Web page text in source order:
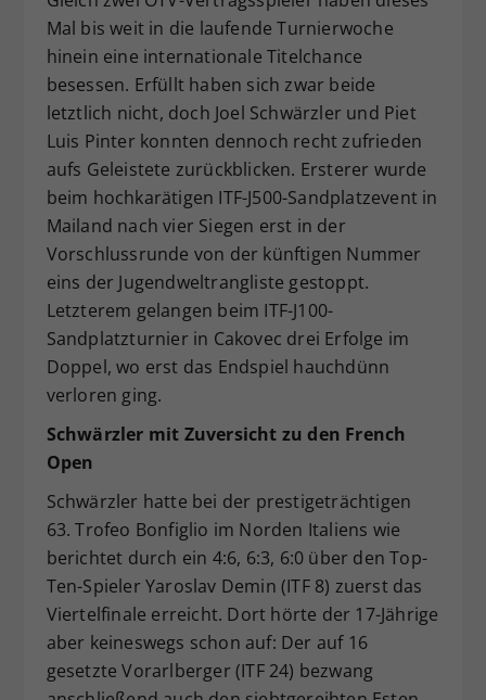
Mal bis weit in die laufende Turnierwoche
hinein eine internationale Titelchance
besessen. Erfüllt haben sich zwar beide
letztlich nicht, doch Joel Schwärzler und Piet
Luis Pinter konnten dennoch recht zufrieden
aufs Geleistete zurückblicken. Ersterer wurde
beim hochkarätigen ITF-J500-Sandplatzevent in
Mailand nach vier Siegen erst in der
Vorschlussrunde von der künftigen Nummer
eins der Jugendweltrangliste gestoppt.
Letzterem gelangen beim ITF-J100-
Sandplatzturnier in Cakovec drei Erfolge im
Doppel, wo erst das Endspiel hauchdünn
verloren ging.
Schwärzler mit Zuversicht zu den French
Open
Schwärzler hatte bei der prestigeträchtigen
63. Trofeo Bonfiglio im Norden Italiens wie
berichtet durch ein 4:6, 6:3, 6:0 über den Top-
Ten-Spieler Yaroslav Demin (ITF 8) zuerst das
Viertelfinale erreicht. Dort hörte der 17-Jährige
aber keineswegs schon auf: Der auf 16
gesetzte Vorarlberger (ITF 24) bezwang
Zweck
Dieser Wert speichert Ihre Consent-
Einstellungen. Unter anderem eine
zufällig generierte ID, für die
historische Speicherung Ihrer
vorgenommen Einstellungen, falls der
Webseiten-Betreiber dies eingestellt
hat.